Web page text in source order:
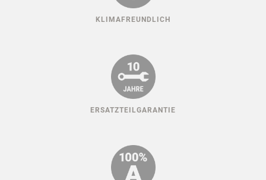
KLIMAFREUNDLICH
ERSATZTEILGARANTIE